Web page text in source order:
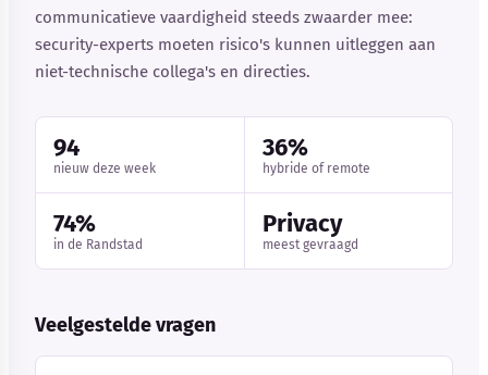
communicatieve vaardigheid steeds zwaarder mee:
security-experts moeten risico's kunnen uitleggen aan
niet-technische collega's en directies.
94
nieuw deze week
36%
hybride of remote
74%
in de Randstad
Privacy
meest gevraagd
Veelgestelde vragen